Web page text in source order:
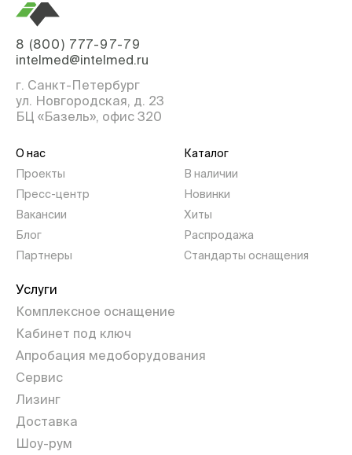
8 (800) 777-97-79
intelmed@intelmed.ru
г. Санкт-Петербург
ул. Новгородская, д. 23
БЦ «Базель», офис 320
О нас
Проекты
Пресс-центр
Вакансии
Блог
Партнеры
Каталог
В наличии
Новинки
Хиты
Распродажа
Стандарты оснащения
Услуги
Комплексное оснащение
Кабинет под ключ
Апробация медоборудования
Сервис
Лизинг
Доставка
Шоу-рум